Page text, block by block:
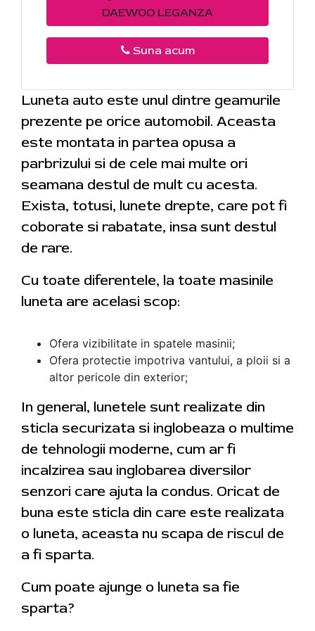
DAEWOO LEGANZA
Suna acum
Luneta auto este unul dintre geamurile
prezente pe orice automobil. Aceasta
este montata in partea opusa a
parbrizului si de cele mai multe ori
seamana destul de mult cu acesta.
Exista, totusi, lunete drepte, care pot fi
coborate si rabatate, insa sunt destul
de rare.
Cu toate diferentele, la toate masinile
luneta are acelasi scop:
Ofera vizibilitate in spatele masinii;
Ofera protectie impotriva vantului, a ploii si a
altor pericole din exterior;
In general, lunetele sunt realizate din
sticla securizata si inglobeaza o multime
de tehnologii moderne, cum ar fi
incalzirea sau inglobarea diversilor
senzori care ajuta la condus. Oricat de
buna este sticla din care este realizata
o luneta, aceasta nu scapa de riscul de
a fi sparta.
Cum poate ajunge o luneta sa fie
sparta?